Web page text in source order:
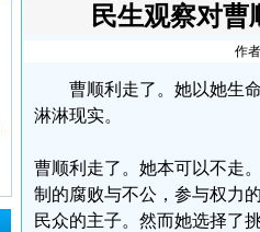
民生观察对
作
曹顺利走了。她以她生
淋淋现实。
曹顺利走了。她本可以不走
制的腐败与不公，参与权力
民众的主子。然而她选择了